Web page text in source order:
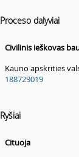
Proceso dalyviai
Civilinis ieškovas
Kauno apskrities
188729019
Ryšiai
Cituoja